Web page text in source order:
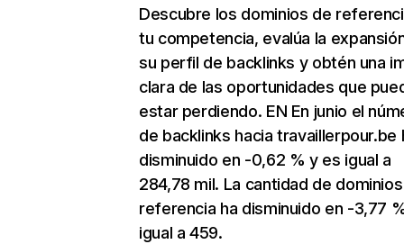
Descubre los dominios de
tu competencia, evalúa la
su perfil de backlinks y obtén una
clara de las oportunidades que
estar perdiendo. EN En junio el
de backlinks hacia travaillerpour.be
disminuido en -0,62 % y es igual a
284,78 mil. La cantidad de
referencia ha disminuido en -3,77
igual a 459.